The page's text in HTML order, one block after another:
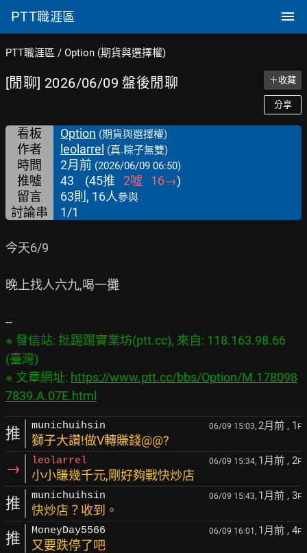
PTT職涯區
PTT職涯區 / Option (期貨與選擇權)
[閒聊] 2026/06/09 盤後閒聊 ＋收藏
分享
看板 Option (期貨與選擇權)
作者 leolarrel (真.粽子無雙)
時間 2月前 (2026/06/09 06:50)
推噓 43 (45推 2噓 16→)
留言
63則, 16人參與
討論串 1/1
今天6/9
晚上找人六九,喝一攤
※ 發信站: 批踢踢實業坊(ptt.cc), 來自: 118.163.98.66
(臺灣)
※ 文章網址: https://www.ptt.cc/bbs/Option/M.178098
7839.A.07E.html
推 munichuihsin 06/09 15:03, 2月前 , 1 F
獅子大讚!做V轉賺錢@@?
→ leolarrel 06/09 15:34, 1月前 , 2F
小小賺幾千元,剛好夠戰快炒店
推 munichuihsin 06/09 15:43, 1月前 , 3F
快炒店？收到。
推 MoneyDay5566 06/09 16:01, 1月前 , 4F
又要跌停了吧